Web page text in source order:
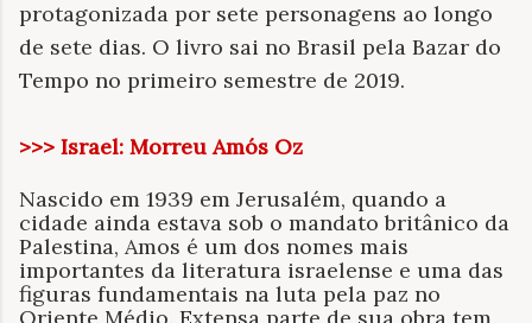
protagonizada por sete personagens ao longo
de sete dias. O livro sai no Brasil pela Bazar do
Tempo no primeiro semestre de 2019.
>>> Israel: Morreu Amós Oz
Nascido em 1939 em Jerusalém, quando a
cidade ainda estava sob o mandato britânico da
Palestina, Amos é um dos nomes mais
importantes da literatura israelense e uma das
figuras fundamentais na luta pela paz no